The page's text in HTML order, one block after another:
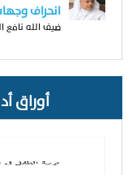
انحراف
ضيف الله نافع
أوراق